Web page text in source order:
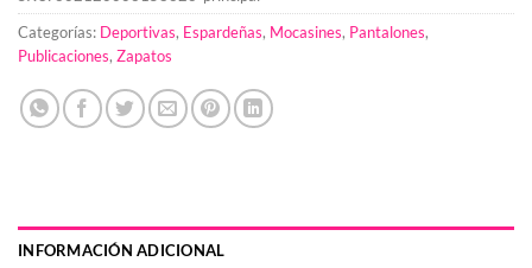
Categorías: Deportivas, Espardeñas, Mocasines, Pantalones,
Publicaciones, Zapatos
INFORMACIÓN ADICIONAL